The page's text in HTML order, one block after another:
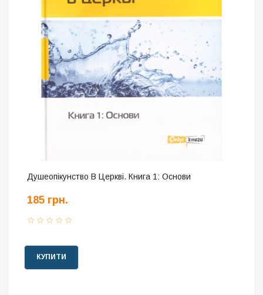
Душеопікунство В Церкві. Книга 1: Основи
185 грн.
КУПИТИ